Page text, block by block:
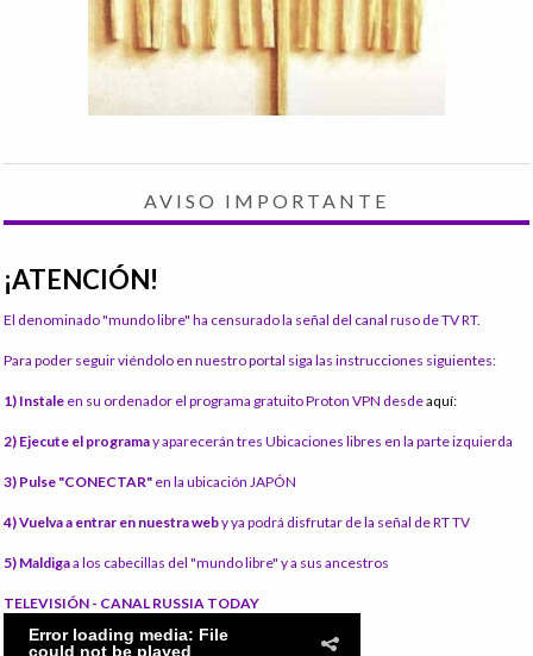
AVISO IMPORTANTE
¡ATENCIÓN!
El denominado "mundo libre" ha censurado la señal del canal ruso de TV RT.
Para poder seguir viéndolo en nuestro portal siga las instrucciones siguientes:
1) Instale en su ordenador el programa gratuito Proton VPN desdeaquí:
2) Ejecute el programay aparecerán tres Ubicaciones libres en la parte izquierda
3) Pulse "CONECTAR" en la ubicación JAPÓN
4) Vuelva a entrar en nuestra weby ya podrá disfrutar de la señal de RT TV
5) Maldigaa los cabecillas del "mundo libre" y a sus ancestros
TELEVISIÓN - CANAL RUSSIA TODAY